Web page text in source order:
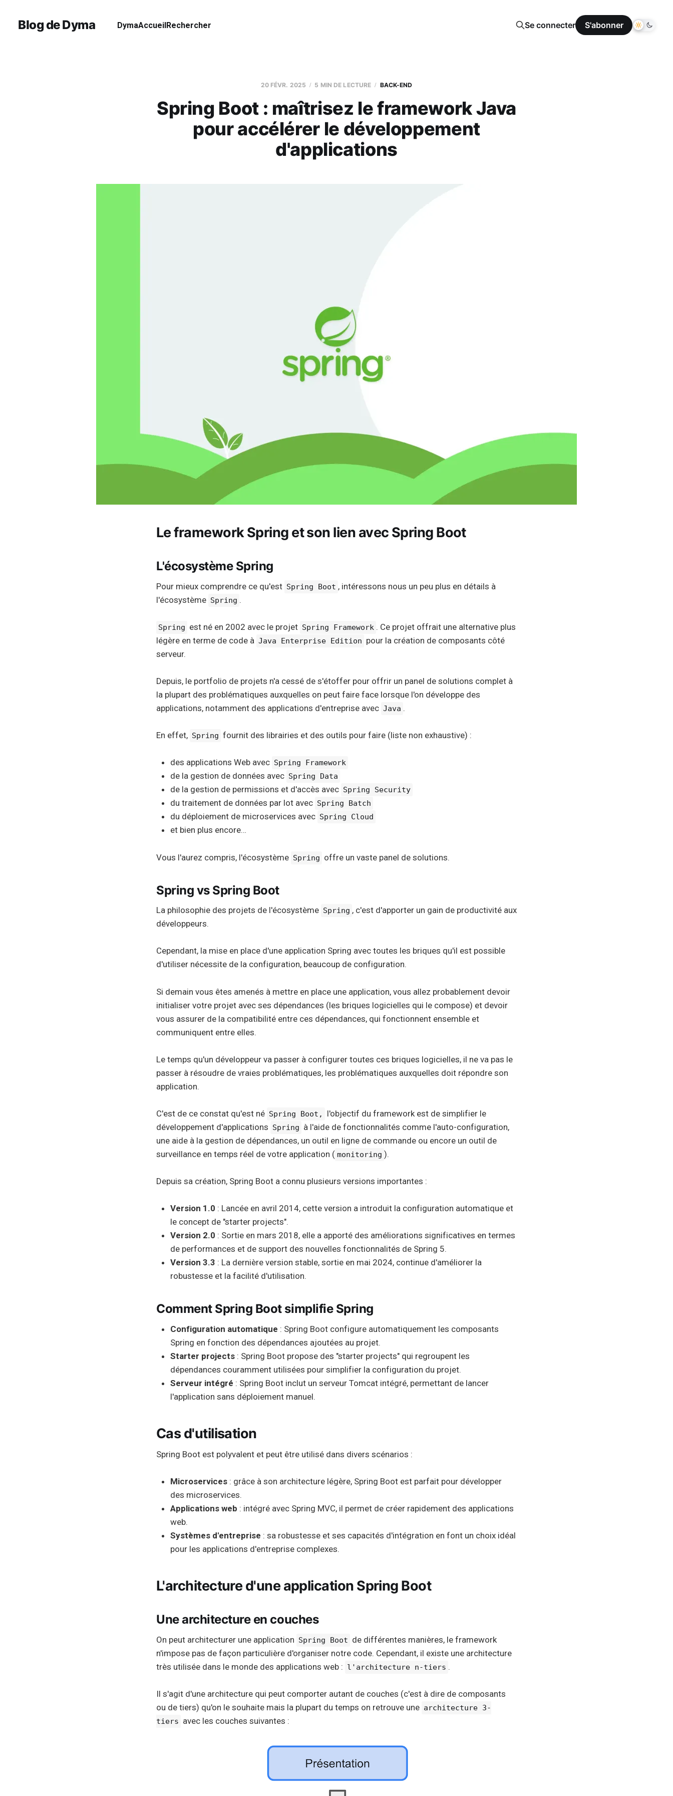
Blog de Dyma DymaAccueilRechercher Se connecter S'abonner
20 FÉVR. 2025 5 MIN DE LECTURE BACK-END
Spring Boot : maîtrisez le framework Java
pour accélérer le développement
d'applications
Le framework Spring et son lien avec Spring Boot
L'écosystème Spring
Pour mieux comprendre ce qu'est Spring Boot , intéressons nous un peu plus en détails à
l'écosystème Spring .
Spring est né en 2002 avec le projet Spring Framework . Ce projet offrait une alternative plus
légère en terme de code à Java Enterprise Edition pour la création de composants côté
serveur.
Depuis, le portfolio de projets n'a cessé de s'étoffer pour offrir un panel de solutions complet à
la plupart des problématiques auxquelles on peut faire face lorsque l'on développe des
applications, notamment des applications d'entreprise avec Java .
En effet, Spring fournit des librairies et des outils pour faire (liste non exhaustive) :
des applications Web avec Spring Framework
de la gestion de données avec Spring Data
de la gestion de permissions et d'accès avec Spring Security
du traitement de données par lot avec Spring Batch
du déploiement de microservices avec Spring Cloud
et bien plus encore…
Vous l'aurez compris, l'écosystème Spring offre un vaste panel de solutions.
Spring vs Spring Boot
La philosophie des projets de l'écosystème Spring , c'est d'apporter un gain de productivité aux
développeurs.
Cependant, la mise en place d'une application Spring avec toutes les briques qu'il est possible
d'utiliser nécessite de la configuration, beaucoup de configuration.
Si demain vous êtes amenés à mettre en place une application, vous allez probablement devoir
initialiser votre projet avec ses dépendances (les briques logicielles qui le compose) et devoir
vous assurer de la compatibilité entre ces dépendances, qui fonctionnent ensemble et
communiquent entre elles.
Le temps qu'un développeur va passer à configurer toutes ces briques logicielles, il ne va pas le
passer à résoudre de vraies problématiques, les problématiques auxquelles doit répondre son
application.
C'est de ce constat qu'est né Spring Boot,
l'objectif du framework est de simplifier le
développement d'applications Spring à l'aide de fonctionnalités comme l'auto-configuration,
une aide à la gestion de dépendances, un outil en ligne de commande ou encore un outil de
surveillance en temps réel de votre application ( monitoring ).
Depuis sa création, Spring Boot a connu plusieurs versions importantes :
Version 1.0 : Lancée en avril 2014, cette version a introduit la configuration automatique et
le concept de "starter projects".
Version 2.0 : Sortie en mars 2018, elle a apporté des améliorations significatives en termes
de performances et de support des nouvelles fonctionnalités de Spring 5.
Version 3.3 : La dernière version stable, sortie en mai 2024, continue d'améliorer la
robustesse et la facilité d'utilisation.
Comment Spring Boot simplifie Spring
Configuration automatique : Spring Boot configure automatiquement les composants
Spring en fonction des dépendances ajoutées au projet.
Starter projects : Spring Boot propose des "starter projects" qui regroupent les
dépendances couramment utilisées pour simplifier la configuration du projet.
Serveur intégré : Spring Boot inclut un serveur Tomcat intégré, permettant de lancer
l'application sans déploiement manuel.
Cas d'utilisation
Spring Boot est polyvalent et peut être utilisé dans divers scénarios :
Microservices : grâce à son architecture légère, Spring Boot est parfait pour développer
des microservices.
Applications web : intégré avec Spring MVC, il permet de créer rapidement des applications
web.
Systèmes d'entreprise : sa robustesse et ses capacités d'intégration en font un choix idéal
pour les applications d'entreprise complexes.
L'architecture d'une application Spring Boot
Une architecture en couches
On peut architecturer une application Spring Boot de différentes manières, le framework
n'impose pas de façon particulière d'organiser notre code. Cependant, il existe une architecture
très utilisée dans le monde des applications web : l'architecture n-tiers .
Il s'agit d'une architecture qui peut comporter autant de couches (c'est à dire de composants
ou de tiers) qu'on le souhaite mais la plupart du temps on retrouve une architecture 3-
tiers avec les couches suivantes :